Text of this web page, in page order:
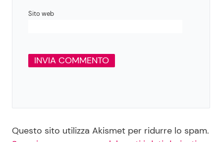
Sito web
Questo sito utilizza Akismet per ridurre lo spam.